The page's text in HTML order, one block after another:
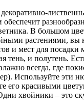
В большом
растениями, вы
и мест для посадки
тень, и полутень.
всегда, где
Используйте эти
его красивыми
хвойники – это